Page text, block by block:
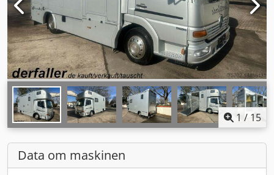
1 / 15
Data om maskinen